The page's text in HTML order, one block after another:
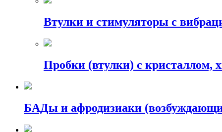
Втулки и стимуляторы с
Пробки (втулки) с кристаллом,
БАДы и афродизиаки